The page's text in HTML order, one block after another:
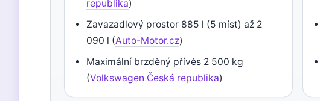
republika)
Zavazadlový prostor 885 l (5 míst) až 2
090 l (Auto-Motor.cz)
Maximální brzděný přívěs 2 500 kg
(Volkswagen Česká republika)